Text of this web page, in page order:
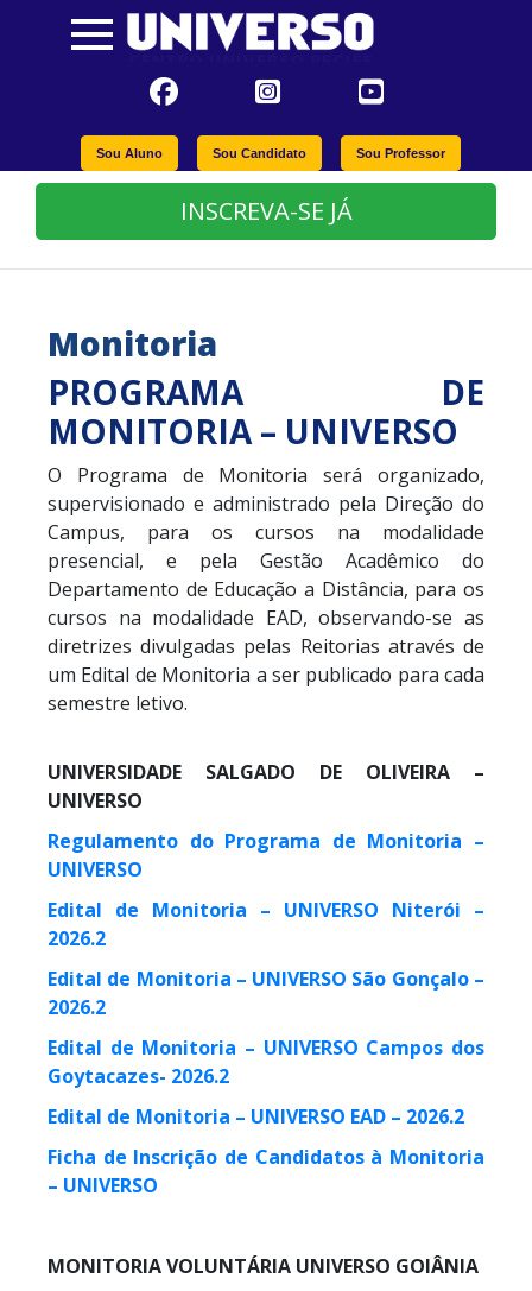
Sou Aluno Sou Candidato Sou Professor
INSCREVA-SE JÁ
Monitoria
PROGRAMA DE
MONITORIA – UNIVERSO
O Programa de Monitoria será organizado,
supervisionado e administrado pela Direção do
Campus, para os cursos na modalidade
presencial, e pela Gestão Acadêmico do
Departamento de Educação a Distância, para os
cursos na modalidade EAD, observando-se as
diretrizes divulgadas pelas Reitorias através de
um Edital de Monitoria a ser publicado para cada
semestre letivo.
UNIVERSIDADE SALGADO DE OLIVEIRA –
UNIVERSO
Regulamento do Programa de Monitoria –
UNIVERSO
Edital de Monitoria – UNIVERSO Niterói –
2026.2
Edital de Monitoria – UNIVERSO São Gonçalo –
2026.2
Edital de Monitoria – UNIVERSO Campos dos
Goytacazes- 2026.2
Edital de Monitoria – UNIVERSO EAD – 2026.2
Ficha de Inscrição de Candidatos à Monitoria
– UNIVERSO
MONITORIA VOLUNTÁRIA UNIVERSO GOIÂNIA